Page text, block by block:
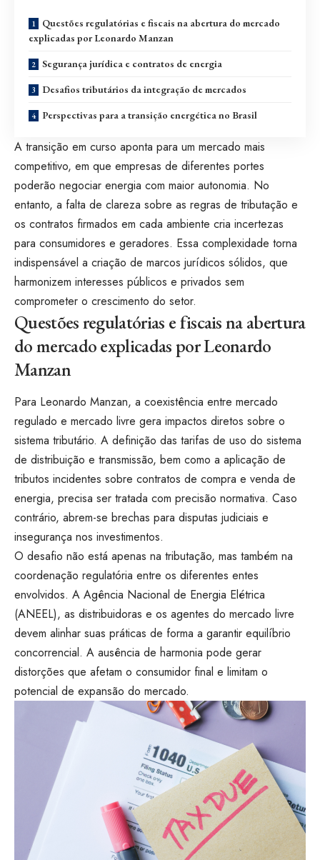
Questões regulatórias e fiscais na abertura do mercado
explicadas por Leonardo Manzan
Segurança jurídica e contratos de energia
Desafios tributários da integração de mercados
Perspectivas para a transição energética no Brasil
A transição em curso aponta para um mercado mais
competitivo, em que empresas de diferentes portes
poderão negociar energia com maior autonomia. No
entanto, a falta de clareza sobre as regras de tributação e
os contratos firmados em cada ambiente cria incertezas
para consumidores e geradores. Essa complexidade torna
indispensável a criação de marcos jurídicos sólidos, que
harmonizem interesses públicos e privados sem
comprometer o crescimento do setor.
Questões regulatórias e fiscais na abertura
do mercado explicadas por Leonardo
Manzan
Para Leonardo Manzan, a coexistência entre mercado
regulado e mercado livre gera impactos diretos sobre o
sistema tributário. A definição das tarifas de uso do sistema
de distribuição e transmissão, bem como a aplicação de
tributos incidentes sobre contratos de compra e venda de
energia, precisa ser tratada com precisão normativa. Caso
contrário, abrem-se brechas para disputas judiciais e
insegurança nos investimentos.
O desafio não está apenas na tributação, mas também na
coordenação regulatória entre os diferentes entes
envolvidos. A Agência Nacional de Energia Elétrica
(ANEEL), as distribuidoras e os agentes do mercado livre
devem alinhar suas práticas de forma a garantir equilíbrio
concorrencial. A ausência de harmonia pode gerar
distorções que afetam o consumidor final e limitam o
potencial de expansão do mercado.